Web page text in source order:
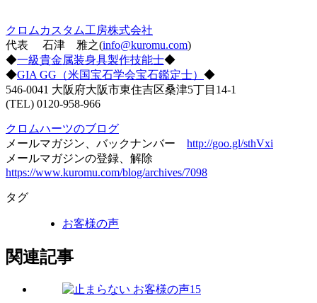
クロムカスタム工房株式会社
代表 石津 雅之(info@kuromu.com)
◆一級貴金属装身具製作技能士◆
◆GIA GG（米国宝石学会宝石鑑定士） ◆
546-0041 大阪府大阪市東住吉区桑津5丁目14-1
(TEL) 0120-958-966
クロムハーツのブログ
メールマガジン、バックナンバー http://goo.gl/sthVxi
メールマガジンの登録、解除
https://www.kuromu.com/blog/archives/7098
タグ
お客様の声
関連記事